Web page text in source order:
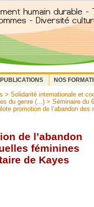
NOS
> Solidarité internationale et
du genre (...) > Séminaire du
promotion de l’abandon des
de l’abandon
féminines
de Kayes